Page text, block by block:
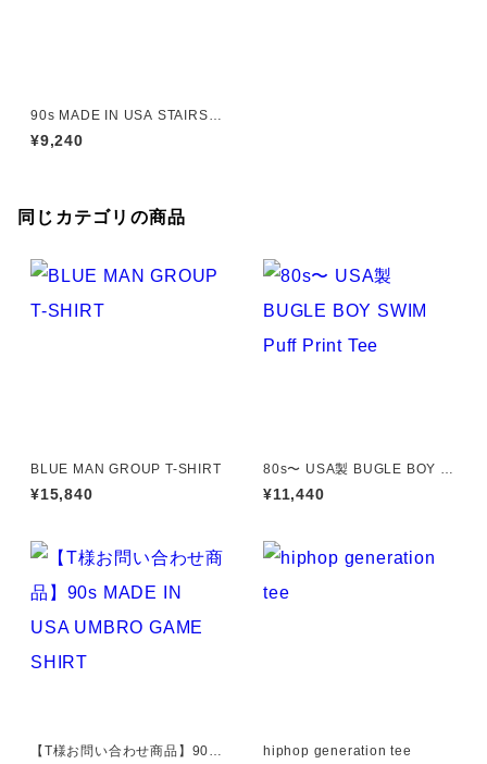
90s MADE IN USA STAIRS T
EE
¥9,240
同じカテゴリの商品
BLUE MAN GROUP T-SHIRT
¥15,840
80s〜 USA製 BUGLE BOY S
WIM Puff Print Tee
¥11,440
【T様お問い合わせ商品】90s
hiphop generation tee